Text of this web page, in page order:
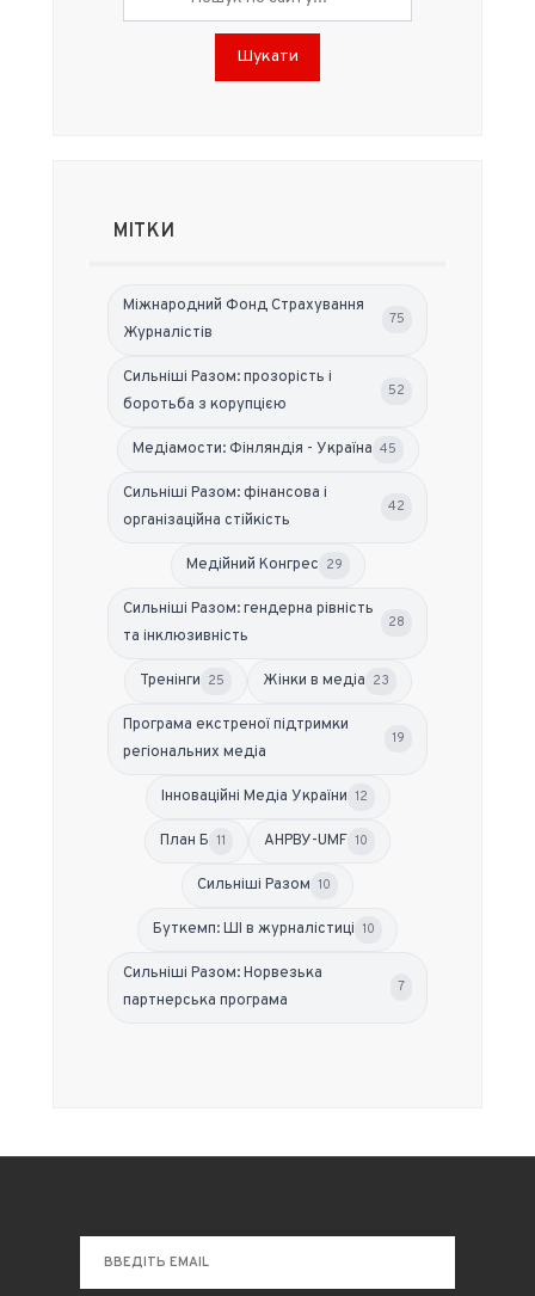
Шукати
МІТКИ
Міжнародний Фонд Страхування
Журналістів
75
Сильніші Разом: прозорість і
боротьба з корупцією
52
Медіамости: Фінляндія - Україна 45
Сильніші Разом: фінансова і
організаційна стійкість
42
Медійний Конгрес 29
Сильніші Разом: гендерна рівність
та інклюзивність
28
Тренінги 25 Жінки в медіа 23
Програма екстреної підтримки
регіональних медіа
19
Інноваційні Медіа України 12
План Б 11 АНРВУ-UMF 10
Сильніші Разом 10
Буткемп: ШІ в журналістиці 10
Сильніші Разом: Норвезька
партнерська програма
7